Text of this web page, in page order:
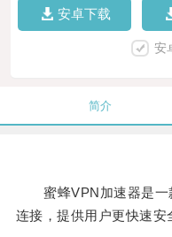
安卓下载
安
简介
蜜蜂VPN加速器是一
连接，提供用户更快速安